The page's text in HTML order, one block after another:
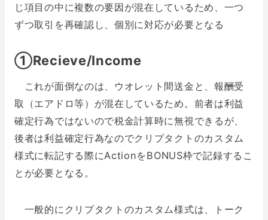
じ項目の中に複数の要因が混在しているため、一つ
ずつ取引を再確認し、個別に対応が必要となる
➀Recieve/Income
これが面倒なのは、ウオレット間送金と、報酬受
取（エアドロ等）が混在しているため。前者は利益
確定行為ではないので税金計算時に無視できるが、
後者は利益確定行為なのでクリプタクトのカスタム
様式に転記する際にActionをBONUS枠で記録するこ
とが必要となる。
一般的にクリプタクトのカスタム様式は、トーク